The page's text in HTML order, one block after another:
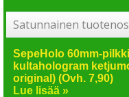
Satunnainen
SepeHolo 60mm-
kultahologram
original) (Ovh. 7,90)
Lue lisää »